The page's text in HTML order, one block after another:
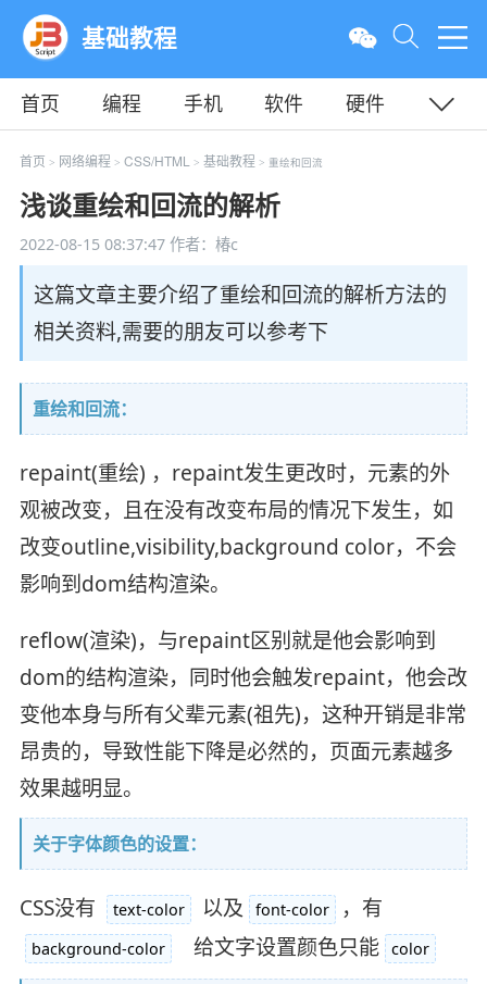
基础教程
首页 编程 手机 软件
硬件
教程
平面 服务器
首页 > 网络编程 > CSS/HTML > 基础教程 > 重绘和回流
浅谈重绘和回流的解析
2022-08-15 08:37:47作者：椿c
这篇文章主要介绍了重绘和回流的解析方法的
相关资料,需要的朋友可以参考下
重绘和回流：
repaint(重绘) ，repaint发生更改时，元素的外
观被改变，且在没有改变布局的情况下发生，如
改变outline,visibility,background color，不会
影响到dom结构渲染。
reflow(渲染)，与repaint区别就是他会影响到
dom的结构渲染，同时他会触发repaint，他会改
变他本身与所有父辈元素(祖先)，这种开销是非常
昂贵的，导致性能下降是必然的，页面元素越多
效果越明显。
关于字体颜色的设置：
CSS没有 text-color 以及 font-color ，有
background-color 给文字设置颜色只能 color